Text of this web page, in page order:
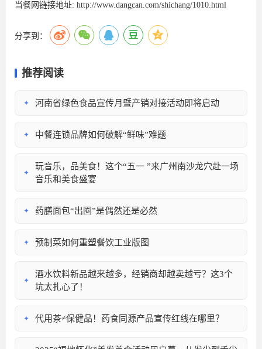
当餐网链接地址: http://www.dangcan.com/shichang/1010.html
分享到：
推荐阅读
✦ 河南省绿色食品宣传月暨产销对接活动即将启动
✦ 中餐连锁品牌如何破解“鲜味”难题
✦
玩音乐，品美食！这个“五一 ”来广州南沙龙穴赴一场
音乐和美食盛宴
✦ 药膳面包“出圈”是偶然还是必然
✦ 预制菜如何重塑餐饮工业版图
✦
酒水饮料新品越来越多，经销商却越卖越亏？这3个
坑太扎心了！
✦ 代用茶≠保健品！药食同源产品宣传红线在哪里？